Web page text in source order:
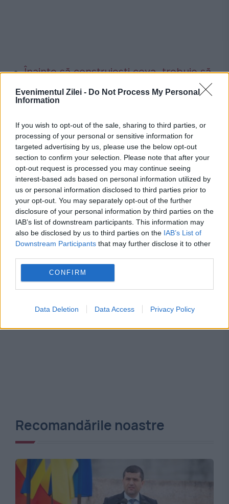
Evenimentul Zilei - Do Not Process My Personal
Information
If you wish to opt-out of the sale, sharing to third parties, or
processing of your personal or sensitive information for
targeted advertising by us, please use the below opt-out
section to confirm your selection. Please note that after your
opt-out request is processed you may continue seeing
interest-based ads based on personal information utilized by
us or personal information disclosed to third parties prior to
your opt-out. You may separately opt-out of the further
disclosure of your personal information by third parties on the
IAB’s list of downstream participants. This information may
also be disclosed by us to third parties on the IAB’s List of
Downstream Participants that may further disclose it to other
CONFIRM
Data Deletion Data Access Privacy Policy
Înainte să construiești ceva, trebuie să
știi acest lucru. Amenzile pot ajunge la
Vești bune pentru mamele din România.
Se reduce vârsta de pensionare. Cine
beneficiază
alexei navalnii disidenti Vladimir Putin
Recomandările noastre